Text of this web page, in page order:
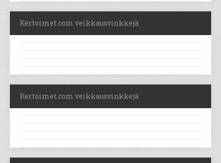
Kertoimet.com veikkausvinkkejä
Kertoimet.com veikkausvinkkejä